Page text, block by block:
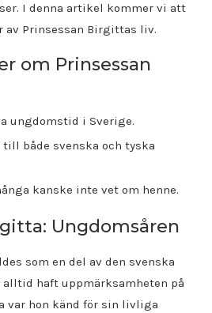
I denna artikel kommer vi att
av Prinsessan Birgittas liv.
om Prinsessan
ungdomstid i Sverige.
både svenska och tyska
kanske inte vet om henne.
Ungdomsåren
som en del av den svenska
haft uppmärksamheten på
var hon känd för sin livliga